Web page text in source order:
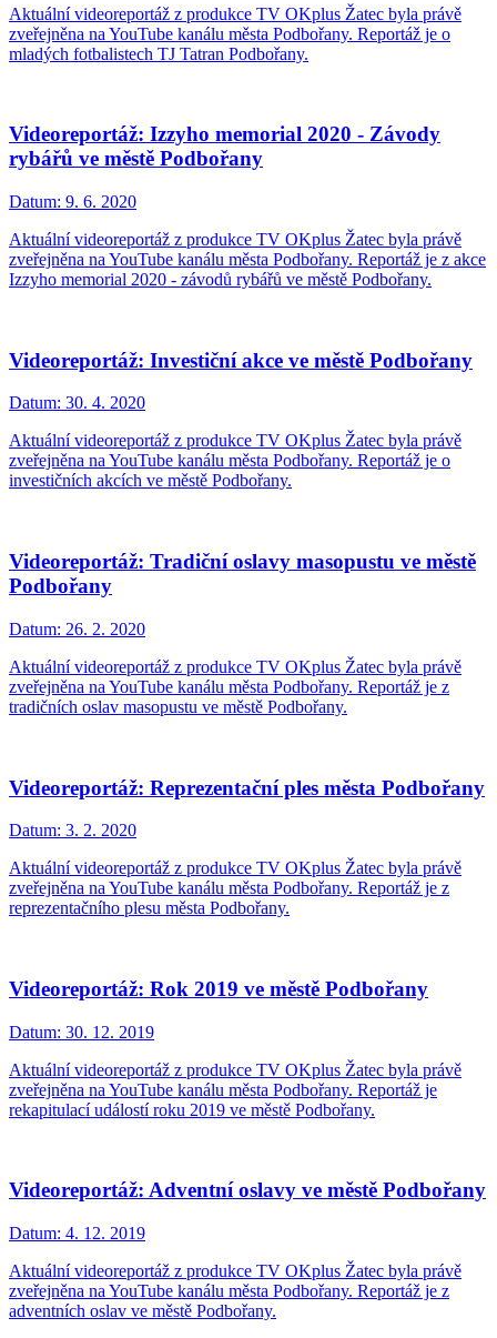
Aktuální videoreportáž z produkce TV OKplus Žatec byla právě
zveřejněna na YouTube kanálu města Podbořany. Reportáž je o
mladých fotbalistech TJ Tatran Podbořany.
Videoreportáž: Izzyho memorial 2020 - Závody
rybářů ve městě Podbořany
Datum: 9. 6. 2020
Aktuální videoreportáž z produkce TV OKplus Žatec byla právě
zveřejněna na YouTube kanálu města Podbořany. Reportáž je z akce
Izzyho memorial 2020 - závodů rybářů ve městě Podbořany.
Videoreportáž: Investiční akce ve městě Podbořany
Datum: 30. 4. 2020
Aktuální videoreportáž z produkce TV OKplus Žatec byla právě
zveřejněna na YouTube kanálu města Podbořany. Reportáž je o
investičních akcích ve městě Podbořany.
Videoreportáž: Tradiční oslavy masopustu ve městě
Podbořany
Datum: 26. 2. 2020
Aktuální videoreportáž z produkce TV OKplus Žatec byla právě
zveřejněna na YouTube kanálu města Podbořany. Reportáž je z
tradičních oslav masopustu ve městě Podbořany.
Videoreportáž: Reprezentační ples města Podbořany
Datum: 3. 2. 2020
Aktuální videoreportáž z produkce TV OKplus Žatec byla právě
zveřejněna na YouTube kanálu města Podbořany. Reportáž je z
reprezentačního plesu města Podbořany.
Videoreportáž: Rok 2019 ve městě Podbořany
Datum: 30. 12. 2019
Aktuální videoreportáž z produkce TV OKplus Žatec byla právě
zveřejněna na YouTube kanálu města Podbořany. Reportáž je
rekapitulací událostí roku 2019 ve městě Podbořany.
Videoreportáž: Adventní oslavy ve městě Podbořany
Datum: 4. 12. 2019
Aktuální videoreportáž z produkce TV OKplus Žatec byla právě
zveřejněna na YouTube kanálu města Podbořany. Reportáž je z
adventních oslav ve městě Podbořany.